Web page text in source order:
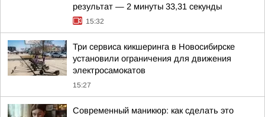
результат — 2 минуты 33,31 секунды
15:32
Три сервиса кикшеринга в Новосибирске
установили ограничения для движения
электросамокатов
15:27
Современный маникюр: как сделать это